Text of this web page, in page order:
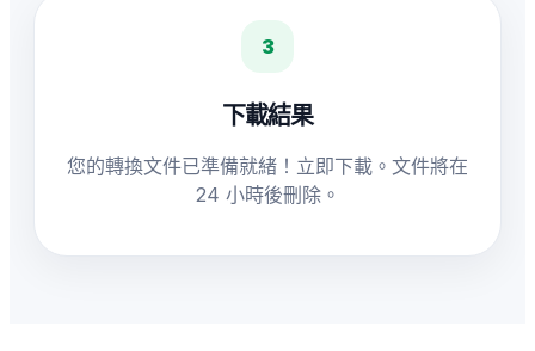
3
下載結果
您的轉換文件已準備就緒！立即下載。文件將在
24 小時後刪除。